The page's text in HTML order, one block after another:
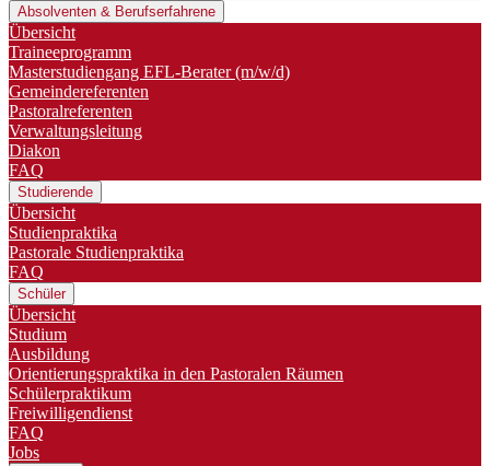
Absolventen & Berufserfahrene
Übersicht
Traineeprogramm
Master­studiengang EFL-Berater (m/w/d)
Gemeindereferenten
Pastoralreferenten
Verwaltungsleitung
Diakon
FAQ
Studierende
Übersicht
Studienpraktika
Pastorale Studienpraktika
FAQ
Schüler
Übersicht
Studium
Ausbildung
Orientierungspraktika in den Pastoralen Räumen
Schülerpraktikum
Freiwilligendienst
FAQ
Jobs